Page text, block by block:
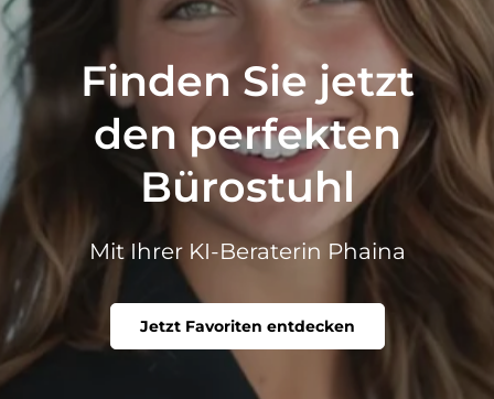
Finden Sie jetzt
den perfekten
Bürostuhl
Mit Ihrer KI-Beraterin Phaina
Jetzt Favoriten entdecken